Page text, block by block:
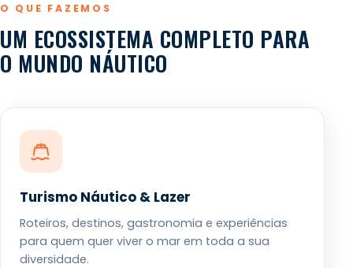
O QUE FAZEMOS
UM ECOSSISTEMA COMPLETO PARA
O MUNDO NÁUTICO
Turismo Náutico & Lazer
Roteiros, destinos, gastronomia e experiências
para quem quer viver o mar em toda a sua
diversidade.